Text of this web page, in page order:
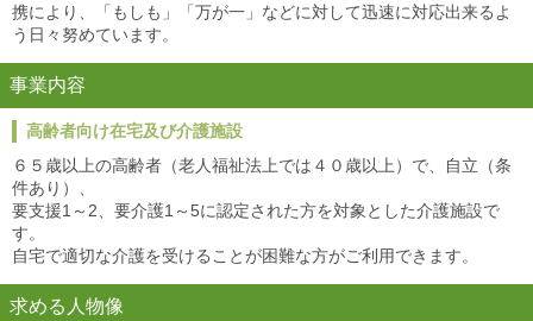
携により、「もしも」「万が一」などに対して迅速に対応出来るよ
う日々努めています。
事業内容
高齢者向け在宅及び介護施設
６５歳以上の高齢者（老人福祉法上では４０歳以上）で、自立（条
件あり）、
要支援1～2、要介護1～5に認定された方を対象とした介護施設で
す。
自宅で適切な介護を受けることが困難な方がご利用できます。
求める人物像